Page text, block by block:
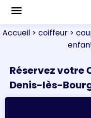
menu
Accueil > coiffeur >
Réservez votre
Denis-lès-